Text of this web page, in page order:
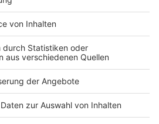
Kontakt
Studio-Hotline
Verkehrs-Hotline
Newsletter